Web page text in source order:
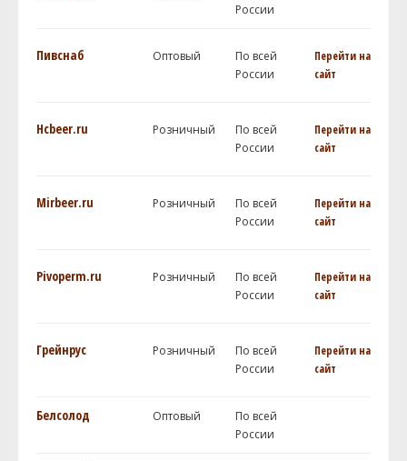
России
Пивснаб Оптовый
По всей
России
Перейти на
сайт
Hcbeer.ru Розничный
По всей
России
Перейти на
сайт
Mirbeer.ru Розничный
По всей
России
Перейти на
сайт
Pivoperm.ru Розничный
По всей
России
Перейти на
сайт
Грейнрус Розничный
По всей
России
Перейти на
сайт
Белсолод Оптовый
По всей
России